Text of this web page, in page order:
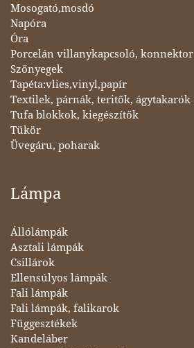
Mosogató,mosdó
Napóra
Óra
Porcelán villanykapcsoló, konnektor
Szőnyegek
Tapéta:vlies,vinyl,papír
Textilek, párnák, teritők, ágytakarók
Tufa blokkok, kiegészítők
Tükör
Üvegáru, poharak
Lámpa
Állólámpák
Asztali lámpák
Csillárok
Ellensúlyos lámpák
Fali lámpák
Fali lámpák, falikarok
Függesztékek
Kandeláber